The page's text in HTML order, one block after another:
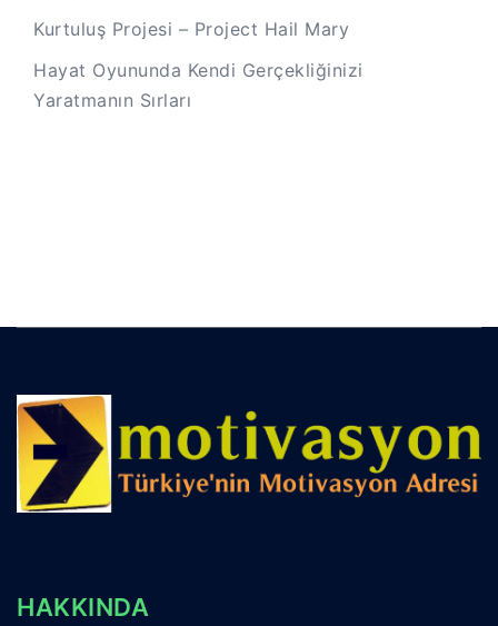
Kurtuluş Projesi – Project Hail Mary
Hayat Oyununda Kendi Gerçekliğinizi
Yaratmanın Sırları
HAKKINDA